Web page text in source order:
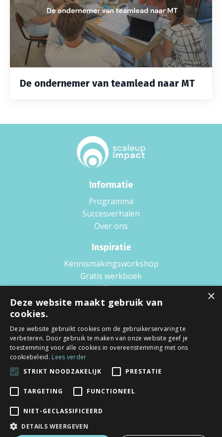
De ondernemer van teamlead naar MT
Informatie
Programma
Succesverhalen
Over ons
Inspiratie
Kennismakingsworkshop
Gratis werkboek
Blog
Boek
Wat is Scaling up?
Voorwaarden
Algemene voorwaarden
×
Deze website maakt gebruik van
cookies.
Deze website gebruikt cookies om de gebruikerservaring te
verbeteren. Door gebruik te maken van onze website geef je
toestemming voor alle cookies in overeenstemming met ons
cookiebeleid. Lees verder
STRIKT NOODZAKELIJK
PRESTATIE
TARGETING FUNCTIONEEL
NIET-GECLASSIFICEERD
DETAILS WEERGEVEN